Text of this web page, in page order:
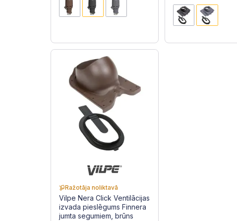
Ražotāja noliktavā
Vilpe Nera Click Ventilācijas
izvada pieslēgums Finnera
jumta segumiem, brūns